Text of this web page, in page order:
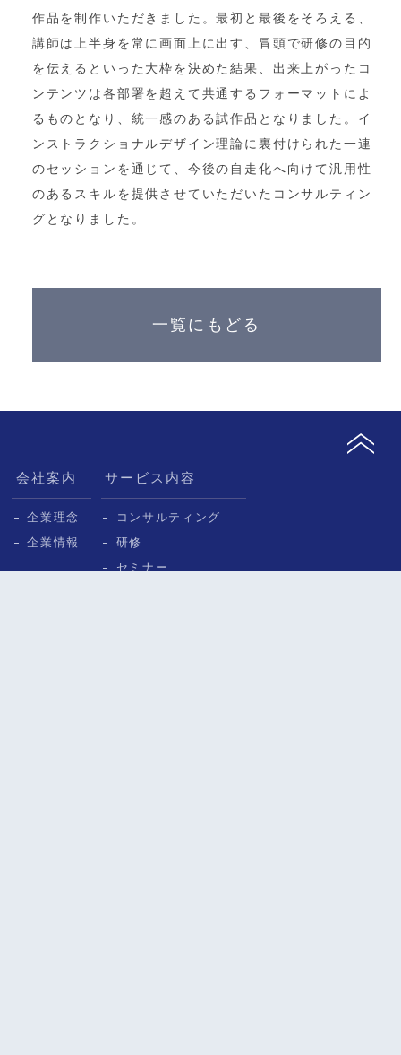
作品を制作いただきました。最初と最後をそろえる、
講師は上半身を常に画面上に出す、冒頭で研修の目的
を伝えるといった大枠を決めた結果、出来上がったコ
ンテンツは各部署を超えて共通するフォーマットによ
るものとなり、統一感のある試作品となりました。イ
ンストラクショナルデザイン理論に裏付けられた一連
のセッションを通じて、今後の自走化へ向けて汎用性
のあるスキルを提供させていただいたコンサルティン
グとなりました。
一覧にもどる
会社案内
企業理念
企業情報
サービス内容
コンサルティング
研修
セミナー